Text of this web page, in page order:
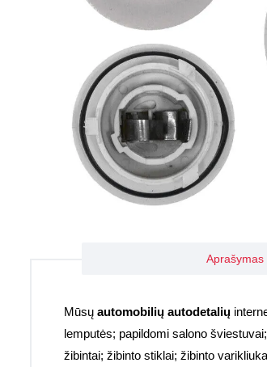
Aprašymas
Mūsų automobilių autodetalių
lemputės; papildomi salono
žibintai; žibinto stiklai; žibinto